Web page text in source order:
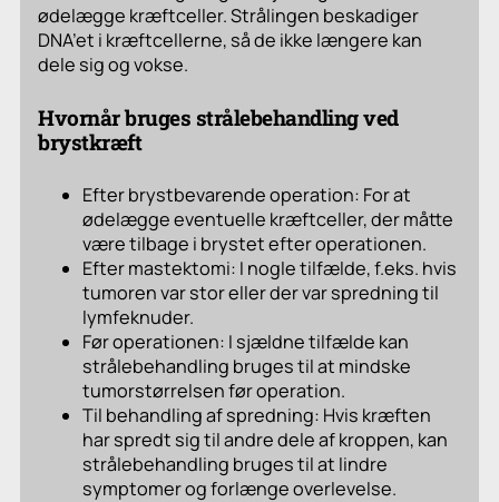
ødelægge kræftceller. Strålingen beskadiger
DNA’et i kræftcellerne, så de ikke længere kan
dele sig og vokse.
Hvornår bruges strålebehandling ved
brystkræft
Efter brystbevarende operation: For at
ødelægge eventuelle kræftceller, der måtte
være tilbage i brystet efter operationen.
Efter mastektomi: I nogle tilfælde, f.eks. hvis
tumoren var stor eller der var spredning til
lymfeknuder.
Før operationen: I sjældne tilfælde kan
strålebehandling bruges til at mindske
tumorstørrelsen før operation.
Til behandling af spredning: Hvis kræften
har spredt sig til andre dele af kroppen, kan
strålebehandling bruges til at lindre
symptomer og forlænge overlevelse.